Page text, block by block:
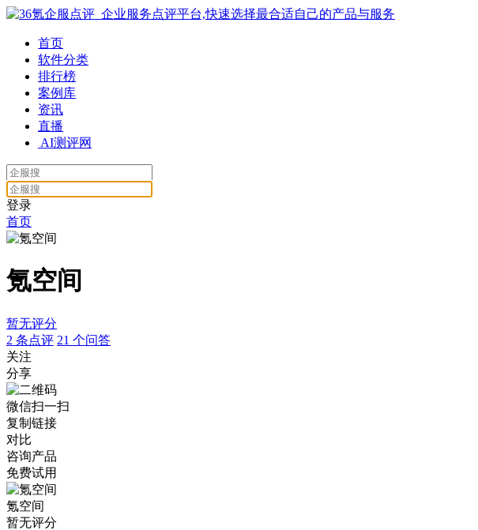
首页
软件分类
排行榜
案例库
资讯
直播
AI测评网
登录
首页
氪空间
暂无评分
2 条点评 21 个问答
关注
分享
微信扫一扫
复制链接
对比
咨询产品
免费试用
氪空间
暂无评分